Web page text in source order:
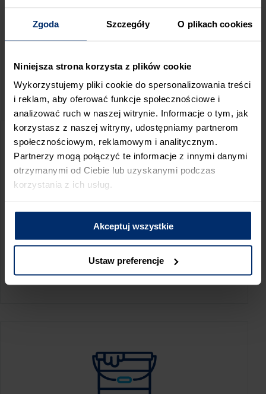
Zgoda Szczegóły O plikach cookies
Niniejsza strona korzysta z plików cookie
Wykorzystujemy pliki cookie do spersonalizowania treści
i reklam, aby oferować funkcje społecznościowe i
analizować ruch w naszej witrynie. Informacje o tym, jak
korzystasz z naszej witryny, udostępniamy partnerom
społecznościowym, reklamowym i analitycznym.
Partnerzy mogą połączyć te informacje z innymi danymi
otrzymanymi od Ciebie lub uzyskanymi podczas
korzystania z ich usług.
Akceptuj wszystkie
Ustaw preferencje
ZGŁOŚ BŁĄD
PRZED WIZYTĄ W SKLEPIE POLECAMY:
KALKULATOR ZUŻYCIA
Oblicz, jaką ilość produktów potrzebujesz,
aby perfekcyjnie wygładzić swoje ściany.